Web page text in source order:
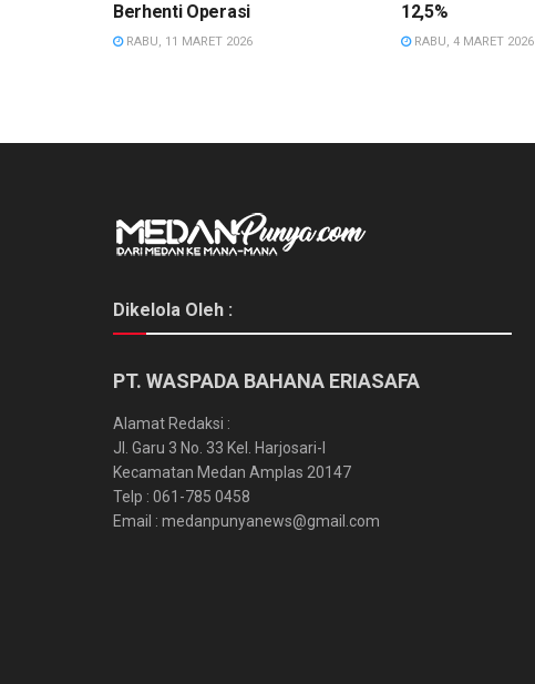
Berhenti Operasi
RABU, 11 MARET 2026
12,5%
RABU, 4 MARET 2026
Dikelola Oleh :
PT. WASPADA BAHANA ERIASAFA
Alamat Redaksi :
Jl. Garu 3 No. 33 Kel. Harjosari-I
Kecamatan Medan Amplas 20147
Telp : 061-785 0458
Email : medanpunyanews@gmail.com